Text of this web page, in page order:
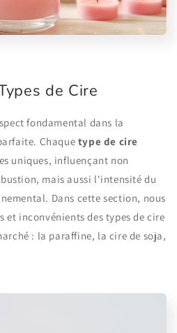
de Cire
fondamental dans la
Chaque type de cire
uniques, influençant non
mais aussi l'intensité du
Dans cette section, nous
et inconvénients des types de cire
: la paraffine, la cire de soja,